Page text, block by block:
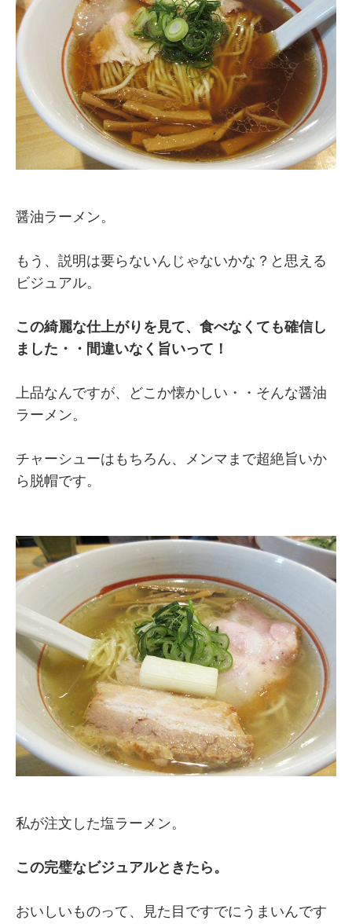
醤油ラーメン。
もう、説明は要らないんじゃないかな？と思える
ビジュアル。
この綺麗な仕上がりを見て、食べなくても確信し
ました・・間違いなく旨いって！
上品なんですが、どこか懐かしい・・そんな醤油
ラーメン。
チャーシューはもちろん、メンマまで超絶旨いか
ら脱帽です。
私が注文した塩ラーメン。
この完璧なビジュアルときたら。
おいしいものって、見た目ですでにうまいんです